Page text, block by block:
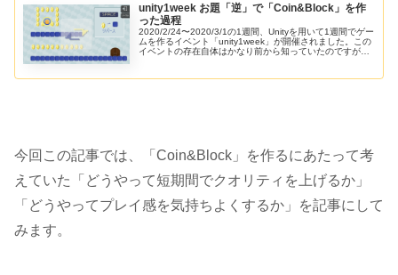
unity1week お題「逆」で「Coin&Block」を作
った過程
2020/2/24〜2020/3/1の1週間、Unityを用いて1週間でゲー
ムを作るイベント「unity1week」が開催されました。この
イベントの存在自体はかなり前から知っていたのですが、
今回この記事では、「Coin&Block」を作るにあたって考
えていた
「どうやって短期間でクオリティを上げるか」
「どうやってプレイ感を気持ちよくするか」
を記事にして
みます。